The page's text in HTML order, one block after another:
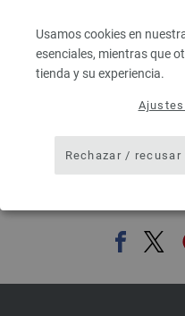
Usamos cookies en
esenciales, mientras que
tienda y su experiencia.
Rechazar / recusar
IVA no incluido, más gastos